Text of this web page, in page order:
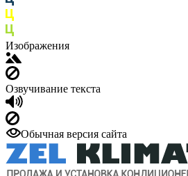
Изображения
Озвучивание текста
Обычная версия сайта